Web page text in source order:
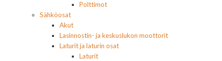
Polttimot
Sähköosat
Akut
Lasinnostin- ja keskuslukon moottorit
Laturit ja laturin osat
Laturit